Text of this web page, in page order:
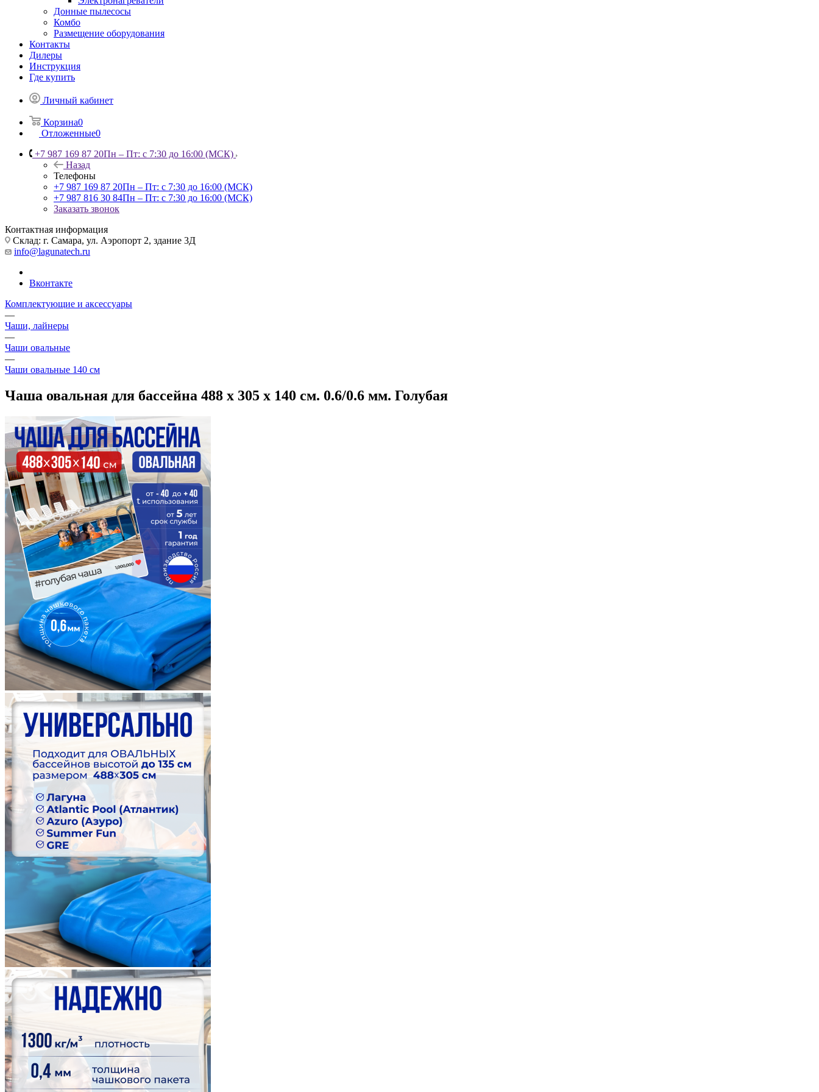
Донные пылесосы
Комбо
Размещение оборудования
Контакты
Дилеры
Инструкция
Где купить
Личный кабинет
Корзина0
Отложенные0
+7 987 169 87 20Пн – Пт: с 7:30 до 16:00 (МСК)
Назад
Телефоны
+7 987 169 87 20Пн – Пт: с 7:30 до 16:00 (МСК)
+7 987 816 30 84Пн – Пт: с 7:30 до 16:00 (МСК)
Заказать звонок
Контактная информация
Склад: г. Самара, ул. Аэропорт 2, здание 3Д
info@lagunatech.ru
Вконтакте
Комплектующие и аксессуары
—
Чаши, лайнеры
—
Чаши овальные
—
Чаши овальные 140 см
Чаша овальная для бассейна 488 х 305 х 140 см. 0.6/0.6 мм. Голубая